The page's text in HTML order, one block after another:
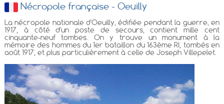
Nécropole française - Oeuilly
La nécropole nationale d'Oeuilly, édifiée pendant la guerre, en
1917, à côté d'un poste de secours, contient mille cent
cinquante-neuf tombes. On y trouve un monument à la
mémoire des hommes du 1er bataillon du 163ème RI, tombés en
août 1917, et plus particulièrement à celle de Joseph Villepelet.